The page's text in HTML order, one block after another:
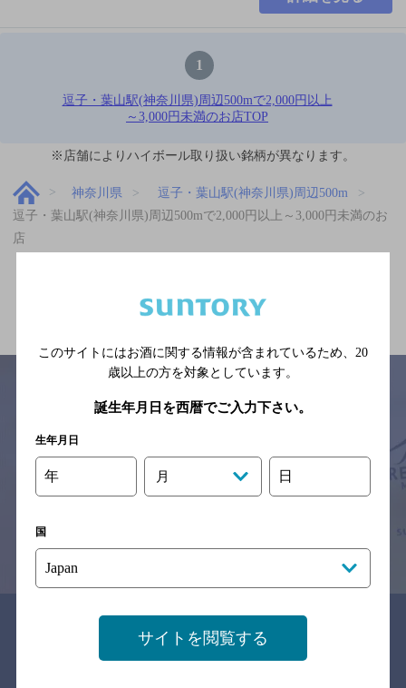
1
逗子・葉山駅(神奈川県)周辺500mで2,000円以上
～3,000円未満のお店TOP
※店舗によりハイボール取り扱い銘柄が異なります。
神奈川県
逗子・葉山駅(神奈川県)周辺500m
逗子・葉山駅(神奈川県)周辺500mで2,000円以上～3,000円未満のお
店
※それぞれのお店のメニューや営業時間などの掲載情報については、
予告なしに変更されることがありますので、
関連リンク
このサイトにはお酒に関する情報が含まれているため、 20
歳以上の方を対象としています。
誕生年月日を西暦でご入力下さい。
生年月日
年 月 日
国
サイトを閲覧する